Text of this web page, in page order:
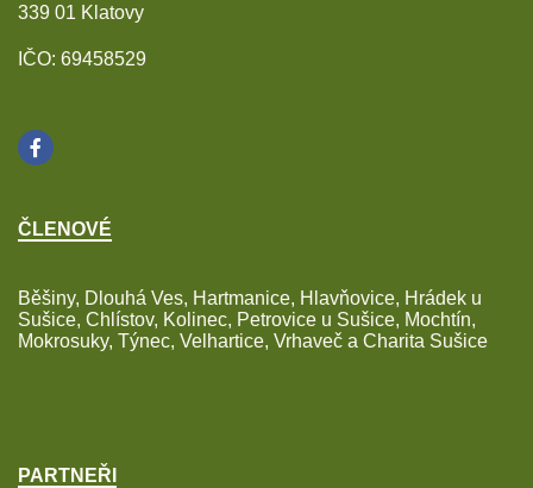
339 01 Klatovy
IČO: 69458529
ČLENOVÉ
Běšiny, Dlouhá Ves, Hartmanice, Hlavňovice, Hrádek u
Sušice, Chlístov, Kolinec, Petrovice u Sušice, Mochtín,
Mokrosuky, Týnec, Velhartice, Vrhaveč a Charita Sušice
PARTNEŘI